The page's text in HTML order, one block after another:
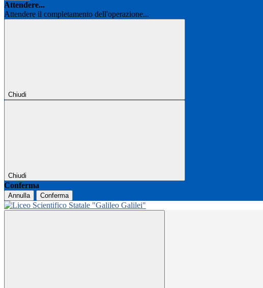
Attendere...
Attendere il completamento dell'operazione...
Chiudi
Chiudi
Conferma
Annulla Conferma